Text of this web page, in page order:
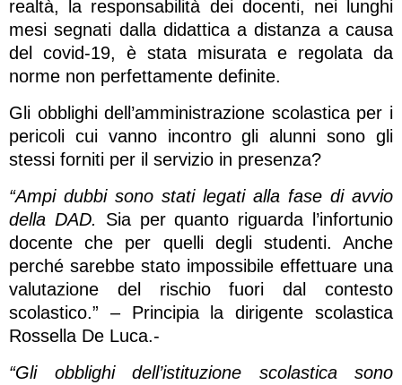
realtà, la responsabilità dei docenti, nei lunghi
mesi segnati dalla didattica a distanza a causa
del covid-19, è stata misurata e regolata da
norme non perfettamente definite.
Gli obblighi dell’amministrazione scolastica per i
pericoli cui vanno incontro gli alunni sono gli
stessi forniti per il servizio in presenza?
“Ampi dubbi sono stati legati alla fase di avvio
della DAD.
Sia per quanto riguarda l’infortunio
docente che per quelli degli studenti. Anche
perché sarebbe stato impossibile effettuare una
valutazione del rischio fuori dal contesto
scolastico.” – Principia la dirigente scolastica
Rossella De Luca.-
“Gli obblighi dell’istituzione scolastica sono